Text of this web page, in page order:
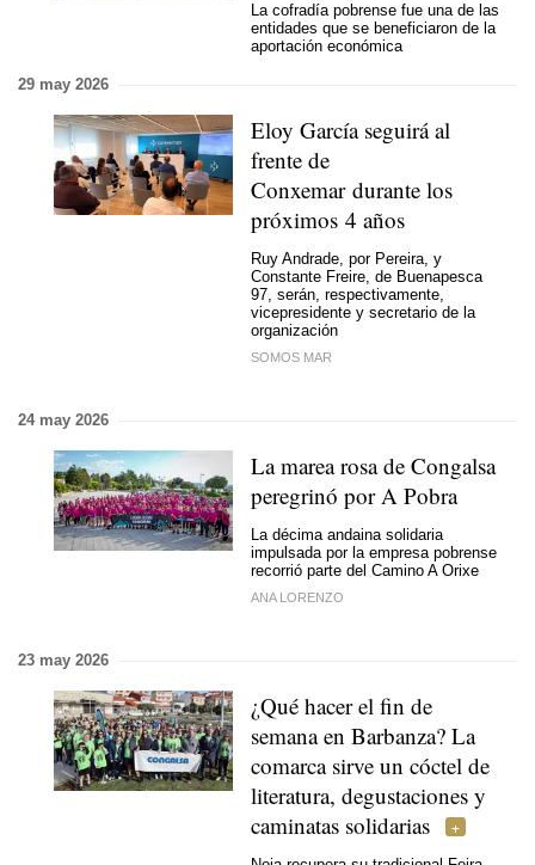
La cofradía pobrense fue una de las
entidades que se beneficiaron de la
aportación económica
29 may 2026
Eloy García seguirá al
frente de
Conxemar durante los
próximos 4 años
Ruy Andrade, por Pereira, y
Constante Freire, de Buenapesca
97, serán, respectivamente,
vicepresidente y secretario de la
organización
SOMOS MAR
24 may 2026
La marea rosa de Congalsa
peregrinó por A Pobra
La décima andaina solidaria
impulsada por la empresa pobrense
recorrió parte del Camino A Orixe
ANA LORENZO
23 may 2026
¿Qué hacer el fin de
semana en Barbanza? La
comarca sirve un cóctel de
literatura, degustaciones y
caminatas solidarias